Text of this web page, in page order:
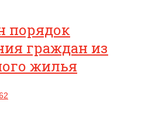
порядок
граждан из
жилья